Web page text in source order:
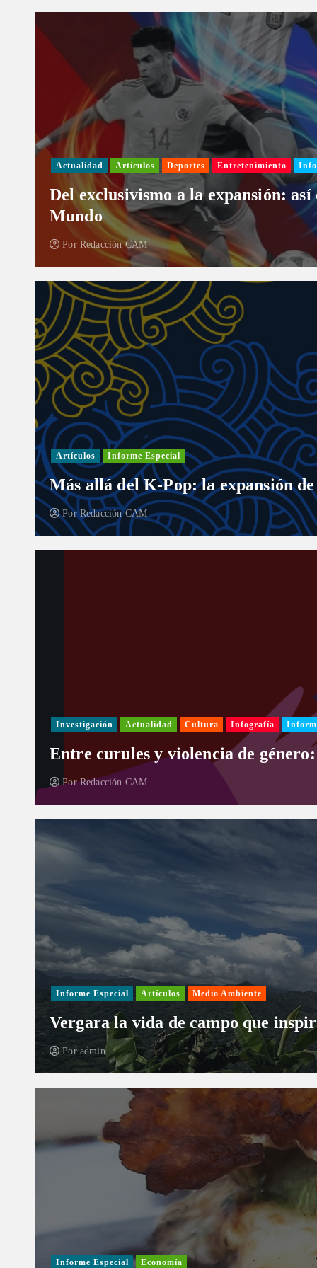
Actualidad Artículos Deportes Entretenimiento
Del exclusivismo a la expansión:
Mundo
Por Redacción CAM
Artículos Informe Especial
Más allá del K-Pop: la expansión
PorRedacción CAM
Investigación Actualidad Cultura Infografía
Entre curules y violencia de
PorRedacción CAM
Informe Especial Artículos Medio Ambiente
Vergara la vida de campo que
Por admin
Informe Especial Economía